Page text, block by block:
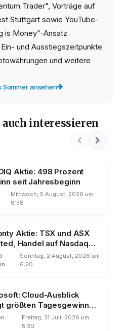
Trader", Vorträge auf
Stuttgart sowie YouTube-
is Money"-Ansatz
und Ausstiegszeitpunkte
und weitere
Sommer ansehen
auch interessieren
Aktie: 498 Prozent
seit Jahresbeginn
Mittwoch, 5 August, 2026 um
8:58
Aktie: TSX und ASX
Handel auf Nasdaq
Sonntag, 2 August, 2026 um
6:20
Cloud-Ausblick
größten Tagesgewinn
Freitag, 31 Juli, 2026 um
5:30